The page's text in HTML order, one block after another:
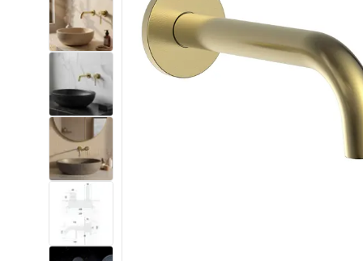
Toiletten
Wastafels
Baden en badwanden
Kranen